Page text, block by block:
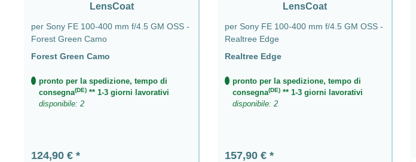
LensCoat
per Sony FE 100-400 mm f/4.5 GM OSS -
Forest Green Camo
Forest Green Camo
pronto per la spedizione, tempo di
consegna(DE) ** 1-3 giorni lavorativi
disponibile: 2
Prezzo normale:
124,90 €
LensCoat
per Sony FE 100-400 mm f/4.5 GM OSS -
Realtree Edge
Realtree Edge
pronto per la spedizione, tempo di
consegna(DE)** 1-3 giorni lavorativi
disponibile: 2
Prezzo normale:
157,90 €